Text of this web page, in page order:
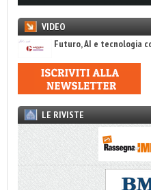
VIDEO
Futuro, AI e tecnologia
LE RIVISTE